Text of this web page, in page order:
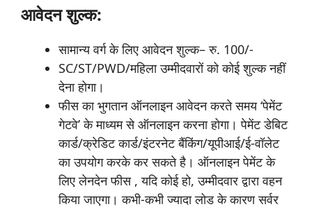
आवेदन शुल्क:
सामान्य वर्ग के लिए आवेदन शुल्क– रु. 100/-
SC/ST/PWD/महिला उम्मीदवारों को कोई शुल्क नहीं
देना होगा।
फीस का भुगतान ऑनलाइन आवेदन करते समय ‘पेमेंट
गेटवे’ के माध्यम से ऑनलाइन करना होगा। पेमेंट डेबिट
कार्ड/क्रेडिट कार्ड/इंटरनेट बैंकिंग/यूपीआई/ई-वॉलेट
का उपयोग करके कर सकते है। ऑनलाइन पेमेंट के
लिए लेनदेन फीस , यदि कोई हो, उम्मीदवार द्वारा वहन
किया जाएगा। कभी-कभी ज्यादा लोड के कारण सर्वर